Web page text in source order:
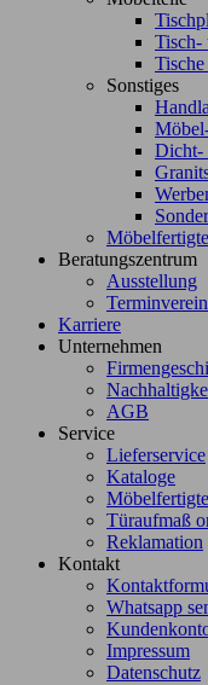
Tisch-
Sonstiges
Dicht-
Beratungszentrum
Ausstellung
Karriere
Unternehmen
AGB
Service
Lieferservice
Kataloge
Türaufmaß
Reklamation
Kontakt
Whatsapp
Impressum
Datenschutz